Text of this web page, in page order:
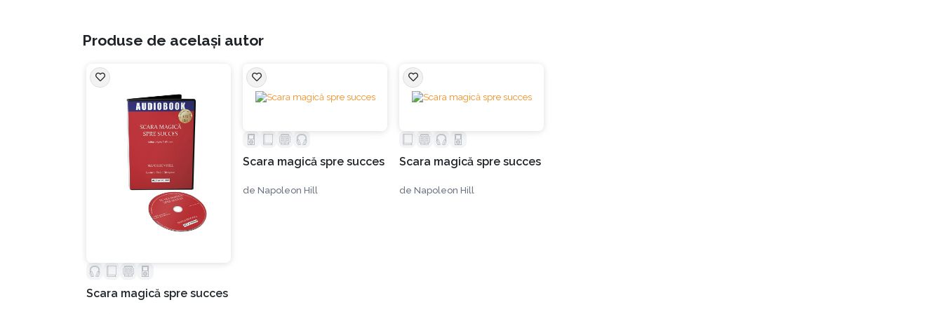
1. Lecția 1 - Mintea superioară: Oricine poate să-și stimuleze mintea până când o aduce într-o stare intensă de dorință este capabil și să realizeze
lucruri ieșite din comun în încercarea de a satisface dorința respectivă.
În acest capitol extrem de interesant autorul vorbește despre cele mai mici particule care alcătuiesc fiecare lucru și întreg universul, despre vibrațiile
emise de acestea, despre vid și importanța acestuia în transmiterea gândurilor, dar și despre cum anumite gânduri ne pot fi transmise de alte persoane,
nefiind rezultatul propriului proces de gândire.
captivante cu privire la chimia minții. În acest context, „mintea superioară” este definită ca „orice grup de oameni care își vor coordona mințile în spiritul
unei armonii perfecte”. Aflăm tot aici cum se aplică principiul chimiei minții prin care se creează o „Minte Superioară” pentru a avea succes în afaceri, dar
și care sunt cele zece surse majore de accelerare a minții. Întrebarea „De ce nu se realizează bărbații înainte de 40 de ani” își va găsi un răspuns tot în
Produse de același autor
Scara magică spre succes
Scara magică spre succes
de Napoleon Hill
Scara magică spre succes
de Napoleon Hill